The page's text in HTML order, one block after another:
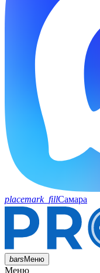
placemark_fillСамара
barsМеню
Меню